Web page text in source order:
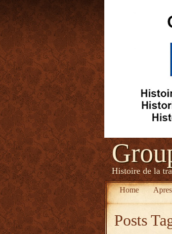
Histoire de la
Home
Posts